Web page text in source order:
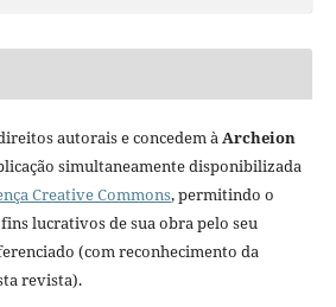
autorais e concedem àArcheion
simultaneamente disponibilizada
Creative Commons, permitindo o
lucrativos de sua obra pelo seu
(com reconhecimento da
revista).